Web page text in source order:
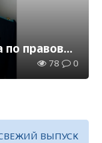
правовой
учетам
78 0
ВЫПУСК